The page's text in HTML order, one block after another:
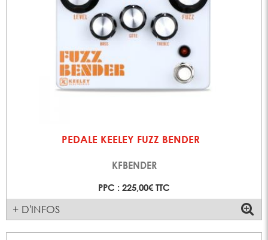
PEDALE KEELEY FUZZ BENDER
KFBENDER
PPC : 225,00€ TTC
+ D'INFOS